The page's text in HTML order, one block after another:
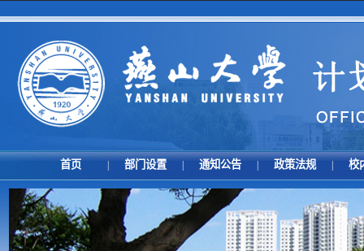
首页 部门设置 通知公告 政策法规 校